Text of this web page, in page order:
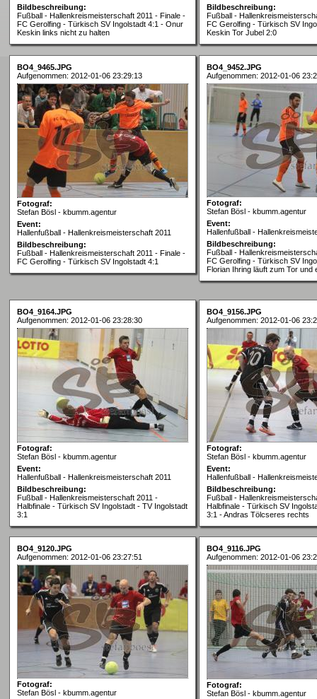
Bildbeschreibung:
Fußball - Hallenkreismeisterschaft 2011 - Finale -
FC Gerolfing - Türkisch SV Ingolstadt 4:1 - Onur
Keskin links nicht zu halten
Bildbeschreibung:
Fußball -
FC Gerolfing - Türkisch SV
Keskin Tor Jubel 2:0
BO4_9465.JPG
Aufgenommen: 2012-01-06 23:29:13
Fotograf:
Stefan Bösl - kbumm.agentur
Event:
Hallenfußball - Hallenkreismeisterschaft 2011
Bildbeschreibung:
Fußball - Hallenkreismeisterschaft 2011 - Finale -
FC Gerolfing - Türkisch SV Ingolstadt 4:1
BO4_9452.JPG
Aufgenommen: 2012-01-06
Fotograf:
Stefan Bösl - kbumm.agentur
Event:
Hallenfußball -
Bildbeschreibung:
Fußball -
FC Gerolfing - Türkisch SV
Florian Ihring läuft zum Tor und
BO4_9164.JPG
Aufgenommen: 2012-01-06 23:28:30
Fotograf:
Stefan Bösl - kbumm.agentur
Event:
Hallenfußball - Hallenkreismeisterschaft 2011
Bildbeschreibung:
Fußball - Hallenkreismeisterschaft 2011 -
Halbfinale - Türkisch SV Ingolstadt - TV Ingolstadt
3:1
BO4_9156.JPG
Aufgenommen: 2012-01-06
Fotograf:
Stefan Bösl - kbumm.agentur
Event:
Hallenfußball -
Bildbeschreibung:
Fußball -
Halbfinale - Türkisch SV
3:1 - Andras Tölcseres rechts
BO4_9120.JPG
Aufgenommen: 2012-01-06 23:27:51
Fotograf:
Stefan Bösl - kbumm.agentur
BO4_9116.JPG
Aufgenommen: 2012-01-06
Fotograf:
Stefan Bösl - kbumm.agentur